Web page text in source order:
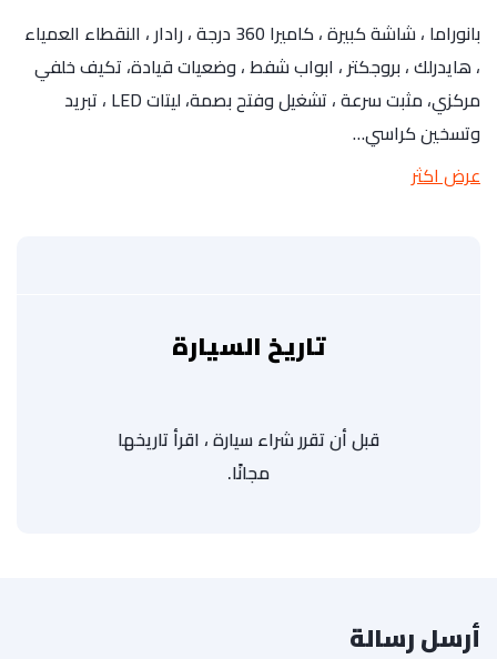
بانوراما ، شاشة كبيرة ، كاميرا 360 درجة ، رادار ، النقطاء العمياء
، هايدرلك ، بروجكتر ، ابواب شفط ، وضعيات قيادة، تكيف خلفي
مركزي، مثبت سرعة ، تشغيل وفتح بصمة، ليتات LED ، تبريد
وتسخين كراسي…
عرض اكثر
تاريخ السيارة
قبل أن تقرر شراء سيارة ، اقرأ تاريخها
مجانًا.
أرسل رسالة